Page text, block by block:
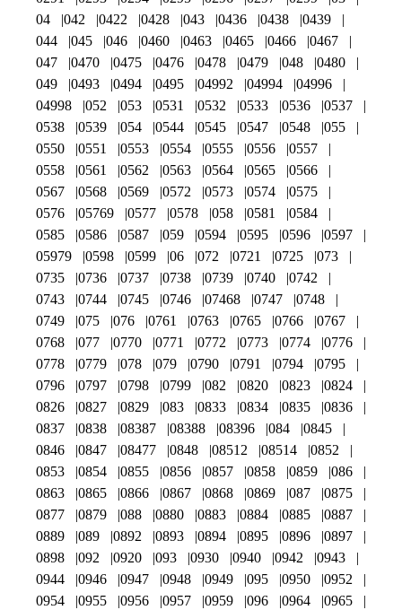
04
042 0422 0428 043 0436 0438
0439
044
045 046 0460 0463 0465 0466
0467
047
0470 0475 0476 0478 0479 048
0480
049
0493 0494 0495 04992 04994
04996
04998
052 053 0531 0532 0533 0536
0537
0538
0539 054 0544 0545 0547 0548
055
0550
0551 0553 0554 0555 0556
0557
0558
0561 0562 0563 0564 0565
0566
0567
0568 0569 0572 0573 0574
0575
0576
05769 0577 0578 058 0581
0584
0585
0586 0587 059 0594 0595 0596
0597
05979
0598 0599 06 072 0721 0725
073
0735
0736 0737 0738 0739 0740
0742
0743
0744 0745 0746 07468 0747
0748
0749
075 076 0761 0763 0765 0766
0767
0768
077 0770 0771 0772 0773 0774
0776
0778
0779 078 079 0790 0791 0794
0795
0796
0797 0798 0799 082 0820 0823
0824
0826
0827 0829 083 0833 0834 0835
0836
0837
0838 08387 08388 08396 084
0845
0846
0847 08477 0848 08512 08514
0852
0853
0854 0855 0856 0857 0858 0859
086
0863
0865 0866 0867 0868 0869 087
0875
0877
0879 088 0880 0883 0884 0885
0887
0889
089 0892 0893 0894 0895 0896
0897
0898
092 0920 093 0930 0940 0942
0943
0944
0946 0947 0948 0949 095 0950
0952
0954
0955 0956 0957 0959 096 0964
0965